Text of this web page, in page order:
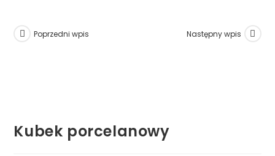
Poprzedni wpis Następny wpis
Kubek porcelanowy